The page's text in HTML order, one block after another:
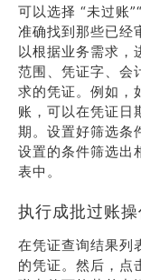
可以选择 “未过账
准确找到那些已经
以根据业务需求，
范围、凭证字、会
求的凭证。例如，
账，可以在凭证日
期。设置好筛选条
设置的条件筛选出
表中。
执行成批过账操
在凭证查询结果列
的凭证。然后，点